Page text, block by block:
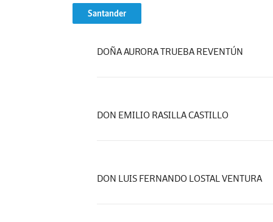
Santander
DOÑA AURORA TRUEBA REVENTÚN
DON EMILIO RASILLA CASTILLO
DON LUIS FERNANDO LOSTAL VENTURA